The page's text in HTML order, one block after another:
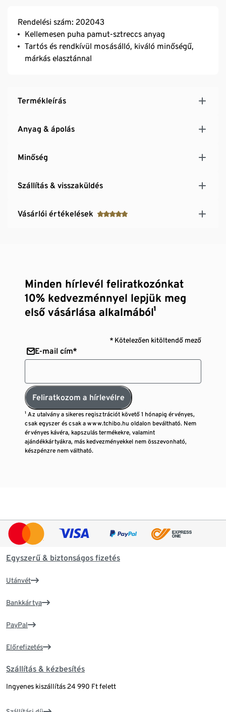
Rendelési szám: 202043
Kellemesen puha pamut-sztreccs anyag
Tartós és rendkívül mosásálló, kiváló minőségű,
márkás elasztánnal
Termékleírás
Anyag & ápolás
Minőség
Szállítás & visszaküldés
Vásárlói értékelések
Minden hírlevél feliratkozónkat
10% kedvezménnyel lepjük meg
első vásárlása alkalmából¹
* Kötelezően kitöltendő mező
E-mail cím*
Feliratkozom a hírlevélre
¹ Az utalvány a sikeres regisztrációt követő 1 hónapig érvényes,
csak egyszer és csak a www.tchibo.hu oldalon beváltható. Nem
érvényes kávéra, kapszulás termékekre, valamint
ajándékkártyákra, más kedvezményekkel nem összevonható,
készpénzre nem váltható.
Egyszerű & biztonságos fizetés
Utánvét
Bankkártya
PayPal
Előrefizetés
Szállítás & kézbesítés
Ingyenes kiszállítás 24 990 Ft felett